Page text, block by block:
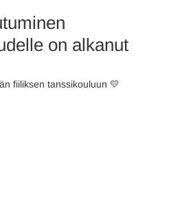
on alkanut
fiiliksen tanssikouluun 💛